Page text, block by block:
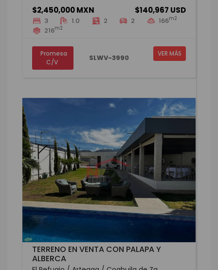
$2,450,000 MXN $140,967 USD
3 1.0 2 2 166m2
216m2
Promesa
C/V
SLWV-3990 VER MÁS
TERRENO EN VENTA CON PALAPA Y
ALBERCA